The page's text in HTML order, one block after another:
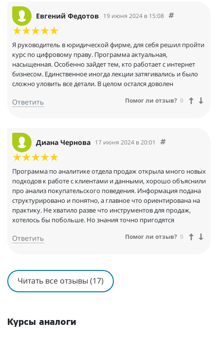
Евгений Федотов 19 июня 2024 в 15:08
Я руководитель в юридической фирме, для себя решил пройти
курс по цифровому праву. Программа актуальная,
насыщенная. Особенно зайдет тем, кто работает с интернет
бизнесом. Единственное иногда лекции затягивались и было
сложно уловить все детали. В целом остался доволен
Ответить Помог ли отзыв? 0
Диана Чернова 17 июня 2024 в 20:01
Программа по аналитике отдела продаж открыла много новых
подходов к работе с клиентами и данными, хорошо объяснили
про анализ покупательского поведения. Информация подана
структурировано и понятно, а главное что ориентирована на
практику. Не хватило разве что инструментов для продаж,
хотелось бы побольше. Но знания точно пригодятся
Ответить Помог ли отзыв? 0
Читать все отзывы (17)
Курсы аналоги